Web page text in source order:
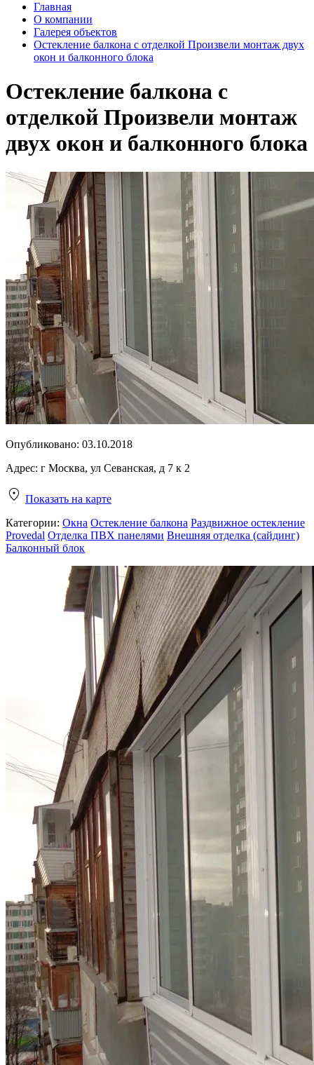
Главная
О компании
Галерея объектов
Остекление балкона с отделкой Произвели монтаж двух
окон и балконного блока
Остекление балкона с
отделкой Произвели монтаж
двух окон и балконного блока
Опубликовано: 03.10.2018
Адрес: г Москва, ул Севанская, д 7 к 2
Показать на карте
Категории: Окна Остекление балкона Раздвижное остекление
Provedal Отделка ПВХ панелями Внешняя отделка (сайдинг)
Балконный блок